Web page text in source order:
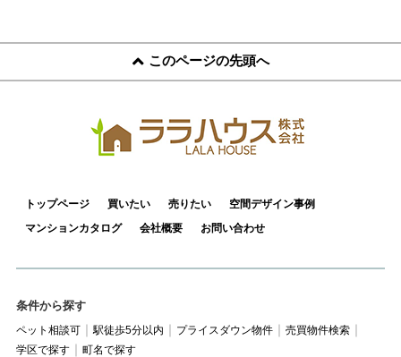
このページの先頭へ
トップページ 買いたい 売りたい
空間デザイン事例
マンションカタログ
会社概要 お問い合わせ
条件から探す
ペット相談可 駅徒歩5分以内 プライスダウン物件
売買物件検索
学区で探す
町名で探す